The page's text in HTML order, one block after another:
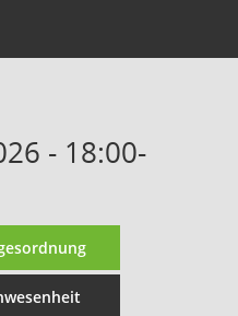
- 18:00-